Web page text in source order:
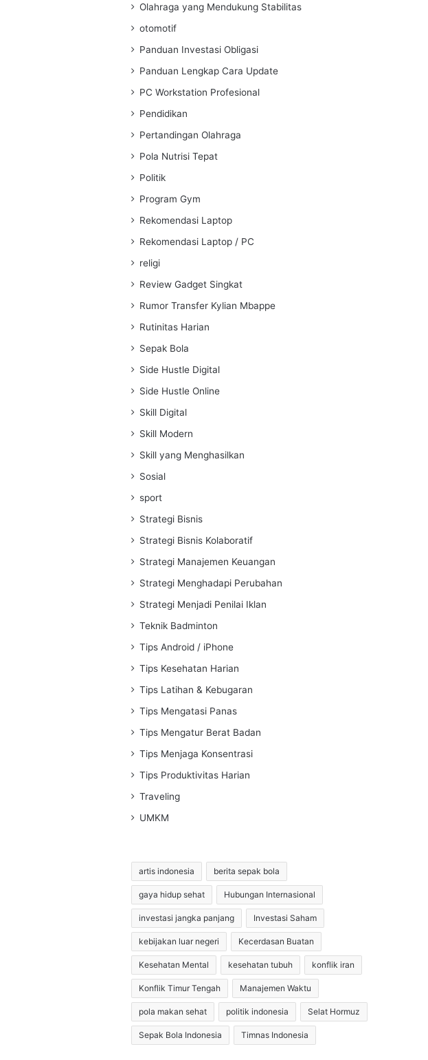
Olahraga yang Mendukung Stabilitas
otomotif
Panduan Investasi Obligasi
Panduan Lengkap Cara Update
PC Workstation Profesional
Pendidikan
Pertandingan Olahraga
Pola Nutrisi Tepat
Politik
Program Gym
Rekomendasi Laptop
Rekomendasi Laptop / PC
religi
Review Gadget Singkat
Rumor Transfer Kylian Mbappe
Rutinitas Harian
Sepak Bola
Side Hustle Digital
Side Hustle Online
Skill Digital
Skill Modern
Skill yang Menghasilkan
Sosial
sport
Strategi Bisnis
Strategi Bisnis Kolaboratif
Strategi Manajemen Keuangan
Strategi Menghadapi Perubahan
Strategi Menjadi Penilai Iklan
Teknik Badminton
Tips Android / iPhone
Tips Kesehatan Harian
Tips Latihan & Kebugaran
Tips Mengatasi Panas
Tips Mengatur Berat Badan
Tips Menjaga Konsentrasi
Tips Produktivitas Harian
Traveling
UMKM
artis indonesia berita sepak bola
gaya hidup sehat Hubungan Internasional
investasi jangka panjang Investasi Saham
kebijakan luar negeri Kecerdasan Buatan
Kesehatan Mental kesehatan tubuh konflik iran
Konflik Timur Tengah Manajemen Waktu
pola makan sehat politik indonesia Selat Hormuz
Sepak Bola Indonesia Timnas Indonesia